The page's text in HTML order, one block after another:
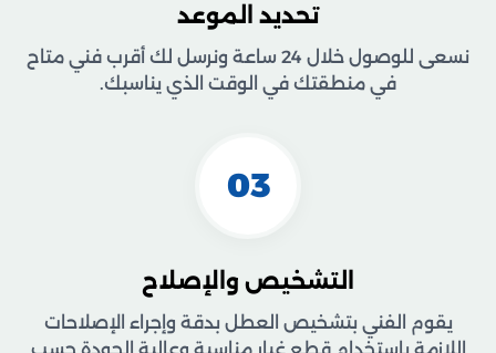
تحديد الموعد
نسعى للوصول خلال 24 ساعة ونرسل لك أقرب فني متاح
في منطقتك في الوقت الذي يناسبك.
03
التشخيص والإصلاح
يقوم الفني بتشخيص العطل بدقة وإجراء الإصلاحات
اللازمة باستخدام قطع غيار مناسبة وعالية الجودة حسب